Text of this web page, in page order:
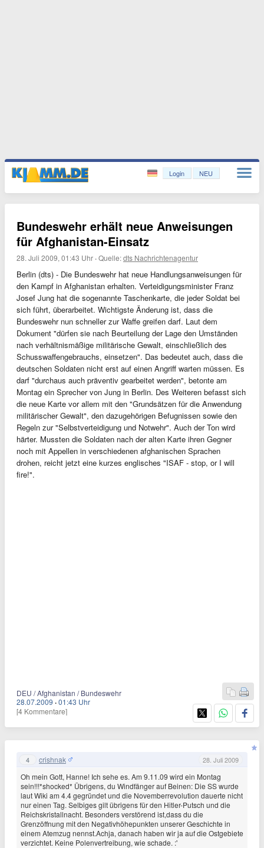
Login NEU
Bundeswehr erhält neue Anweisungen
für Afghanistan-Einsatz
28. Juli 2009, 01:43 Uhr ·Quelle:dts Nachrichtenagentur
Berlin (dts) - Die Bundeswehr hat neue Handlungsanweisungen für
den Kampf in Afghanistan erhalten. Verteidigungsminister Franz
Josef Jung hat die sogenannte Taschenkarte, die jeder Soldat bei
sich führt, überarbeitet. Wichtigste Änderung ist, dass die
Bundeswehr nun schneller zur Waffe greifen darf. Laut dem
Dokument "dürfen sie nach Beurteilung der Lage den Umständen
nach verhältnismäßige militärische Gewalt, einschließlich des
Schusswaffengebrauchs, einsetzen". Das bedeutet auch, dass die
deutschen Soldaten nicht erst auf einen Angriff warten müssen. Es
darf "durchaus auch präventiv gearbeitet werden", betonte am
Montag ein Sprecher von Jung in Berlin. Des Weiteren befasst sich
die neue Karte vor allem mit den "Grundsätzen für die Anwendung
militärischer Gewalt", den dazugehörigen Befugnissen sowie den
Regeln zur "Selbstverteidigung und Notwehr". Auch der Ton wird
härter. Mussten die Soldaten nach der alten Karte ihren Gegner
noch mit Appellen in verschiedenen afghanischen Sprachen
drohen, reicht jetzt eine kurzes englisches "ISAF - stop, or I will
fire!".
DEU / Afghanistan / Bundeswehr
28.07.2009 ·01:43 Uhr
[4 Kommentare]
4 crishnak 28. Juli 2009
Oh mein Gott, Hanne! Ich sehe es. Am 9.11.09 wird ein Montag
sein!!!*shocked* Übrigens, du Windfänger auf Beinen: Die SS wurde
laut Wiki am 4.4 gegründet und die Novemberrevolution dauerte nicht
nur einen Tag. Selbiges gilt übrigens für den Hitler-Putsch und die
Reichskristallnacht. Besonders verstörend ist,dass du die
Grenzöffnung mit den Negativhöhepunkten unserer Geschichte in
einem Atemzug nennst.Achja, danach haben wir ja auf die Ostgebiete
verzichtet. Keine Polenvertreibung, wie schade. :'